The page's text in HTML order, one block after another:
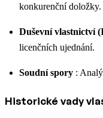
konkurenční doložky.
Duševní vlastnictví
licenčních ujednání.
Soudní spory :
Historické vady